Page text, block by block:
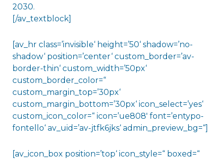
2030.
[/av_textblock]
[av_hr class=’invisible‘ height=’50‘ shadow=’no-
shadow‘ position=’center‘ custom_border=’av-
border-thin‘ custom_width=’50px‘
custom_border_color=“
custom_margin_top=’30px‘
custom_margin_bottom=’30px‘ icon_select=’yes‘
custom_icon_color=“ icon=’ue808′ font=’entypo-
fontello‘ av_uid=’av-jtfk6jks‘ admin_preview_bg=“]
[av_icon_box position=’top‘ icon_style=“ boxed=“